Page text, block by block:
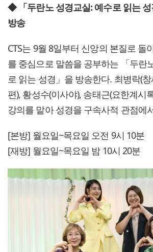
◆ 「두란노 성경교실: 예수로 읽는 성
방송
CTS는 9월 8일부터 신앙의 본질로 돌
를 중심으로 말씀을 공부하는 「두란
로 읽는 성경」을 방송한다. 최병락(
편), 황성수(이사야), 송태근(요한계시
강의를 맡아 성경을 구속사적 관점에
[본방] 월요일~목요일 오전 9시 10분
[재방] 월요일~목요일 밤 10시 20분